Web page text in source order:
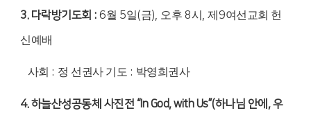
3. 다락방기도회 : 6월 5일(금), 오후 8시 , 제 9여선교회 헌
신예배
사회 : 정 선권사 기도 : 박영희권사
4.하늘산성공동체 사진전 “In God, with Us”(하나님 안에 ,우